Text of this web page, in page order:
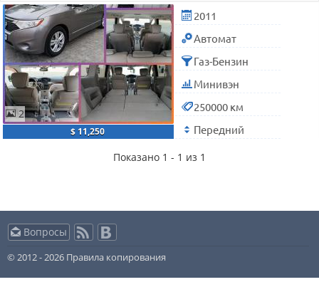
2
$ 11,250
2011
Автомат
Газ-Бензин
Минивэн
250000 км
Передний
Показано 1 - 1 из 1
Вопросы
© 2012 - 2026 Правила копирования